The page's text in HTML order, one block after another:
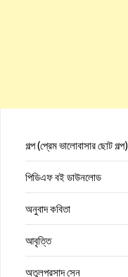
গল্প (প্রেম ভালোবাসার ছোট গল্প)
পিডিএফ বই ডাউনলোড
অনুবাদ কবিতা
আবৃত্তি
অতুলপ্রসাদ সেন